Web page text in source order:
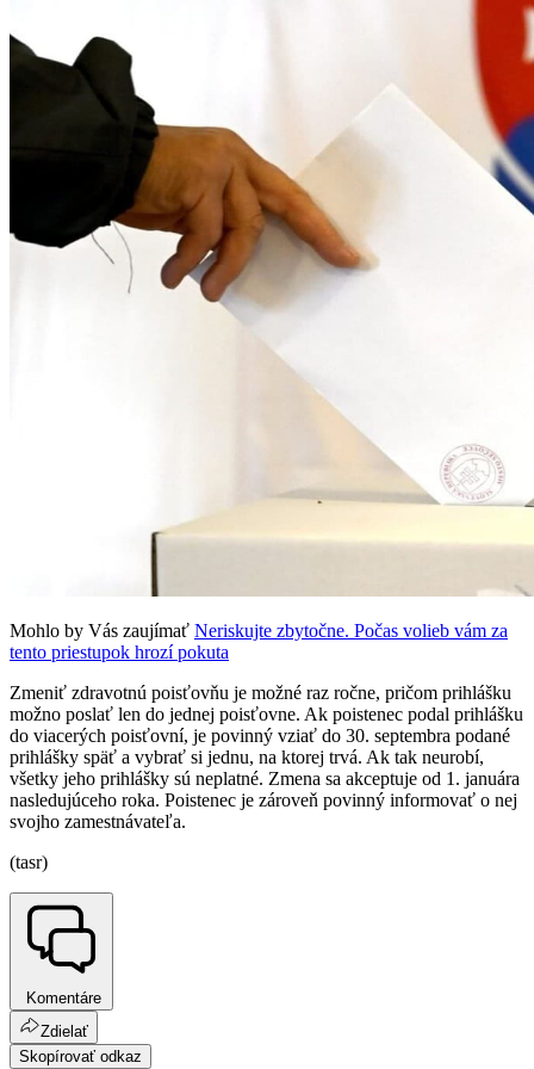
Mohlo by Vás zaujímať Neriskujte zbytočne. Počas volieb vám za
tento priestupok hrozí pokuta
Zmeniť zdravotnú poisťovňu je možné raz ročne, pričom prihlášku
možno poslať len do jednej poisťovne. Ak poistenec podal prihlášku
do viacerých poisťovní, je povinný vziať do 30. septembra podané
prihlášky späť a vybrať si jednu, na ktorej trvá. Ak tak neurobí,
všetky jeho prihlášky sú neplatné. Zmena sa akceptuje od 1. januára
nasledujúceho roka. Poistenec je zároveň povinný informovať o nej
svojho zamestnávateľa.
(tasr)
Komentáre
Zdielať
Skopírovať odkaz